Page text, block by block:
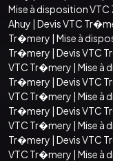
Mise à disposition VTC
Ahuy | Devis VTC
Tr�mery | Mise à
Tr�mery | Devis VTC
VTC Tr�mery | Mise à
Tr�mery | Devis VTC
VTC Tr�mery | Mise à
Tr�mery | Devis VTC
VTC Tr�mery | Mise à
Tr�mery | Devis VTC
VTC Tr�mery | Mise à